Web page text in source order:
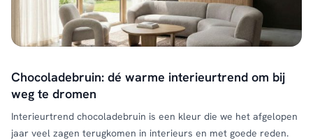
Chocoladebruin: dé warme interieurtrend om bij
weg te dromen
Interieurtrend chocoladebruin is een kleur die we het afgelopen
jaar veel zagen terugkomen in interieurs en met goede reden.